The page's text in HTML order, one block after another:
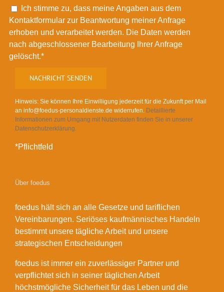
Ich stimme zu, dass meine Angaben aus dem
Kontaktformular zur Beantwortung meiner Anfrage
erhoben und verarbeitet werden. Die Daten werden
nach abgeschlossener Bearbeitung Ihrer Anfrage
gelöscht.*
Hinweis: Sie können Ihre Einwilligung jederzeit für die Zukunft per Mail
an info@foedus-personaldienste.de widerrufen. Detaillierte
Informationen zum Umgang mit Nutzerdaten finden Sie in unserer
Datenschutzerklärung.
*Pflichtfeld
Über foedus
foedus hält sich an alle Gesetze und tariflichen
Vereinbarungen. Seriöses kaufmännisches Handeln
bestimmt unsere tägliche Arbeit und unsere
strategischen Entscheidungen
foedus ist immer ein zuverlässiger Partner und
verpflichtet sich in seiner täglichen Arbeit
höchstmögliche Sicherheit für das Leben und die